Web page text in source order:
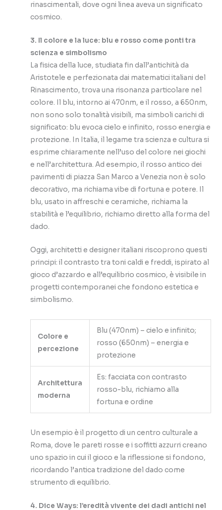
rinascimentali, dove ogni linea aveva un significato
cosmico.
3. Il colore e la luce: blu e rosso come ponti tra
scienza e simbolismo
La fisica della luce, studiata fin dall’antichità da
Aristotele e perfezionata dai matematici italiani del
Rinascimento, trova una risonanza particolare nel
colore. Il blu, intorno ai 470nm, e il rosso, a 650nm,
non sono solo tonalità visibili, ma simboli carichi di
significato: blu evoca cielo e infinito, rosso energia e
protezione. In Italia, il legame tra scienza e cultura si
esprime chiaramente nell’uso del colore nei giochi
e nell’architettura. Ad esempio, il rosso antico dei
pavimenti di piazza San Marco a Venezia non è solo
decorativo, ma richiama vibe di fortuna e potere. Il
blu, usato in affreschi e ceramiche, richiama la
stabilità e l’equilibrio, richiamo diretto alla forma del
dado.
Oggi, architetti e designer italiani riscoprono questi
principi: il contrasto tra toni caldi e freddi, ispirato al
gioco d’azzardo e all’equilibrio cosmico, è visibile in
progetti contemporanei che fondono estetica e
simbolismo.
Colore e
percezione
Blu (470nm) – cielo e infinito;
rosso (650nm) – energia e
protezione
Architettura
moderna
Es: facciata con contrasto
rosso-blu, richiamo alla
fortuna e ordine
Un esempio è il progetto di un centro culturale a
Roma, dove le pareti rosse e i soffitti azzurri creano
uno spazio in cui il gioco e la riflessione si fondono,
ricordando l’antica tradizione del dado come
strumento di equilibrio.
4. Dice Ways: l’eredità vivente dei dadi antichi nel